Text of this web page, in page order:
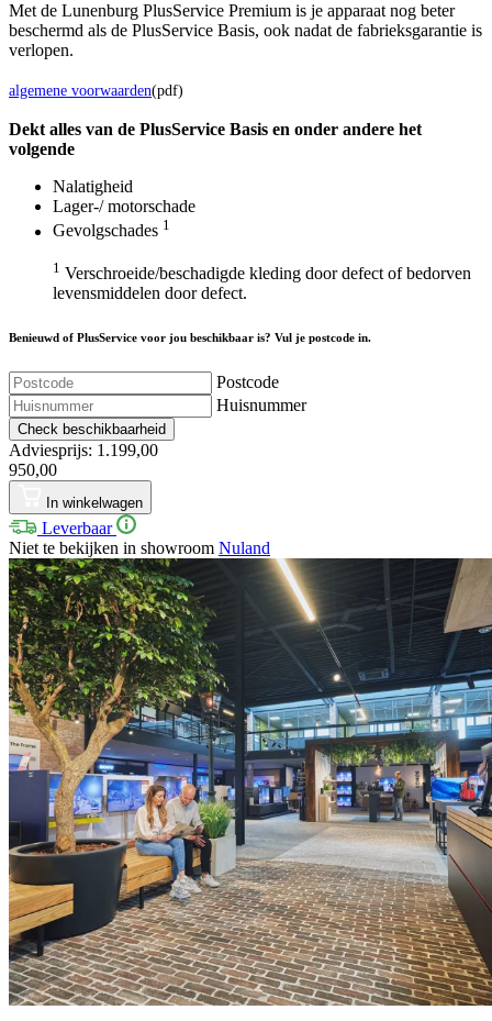
Met de Lunenburg PlusService Premium is je apparaat nog beter
beschermd als de PlusService Basis, ook nadat de fabrieksgarantie is
verlopen.
algemene voorwaarden(pdf)
Dekt alles van de PlusService Basis en onder andere het
volgende
Nalatigheid
Lager-/ motorschade
Gevolgschades 1
1 Verschroeide/beschadigde kleding door defect of bedorven
levensmiddelen door defect.
Benieuwd of PlusService voor jou beschikbaar is? Vul je postcode in.
Postcode
Huisnummer
Check beschikbaarheid
Adviesprijs: 1.199,00
950,00
In winkelwagen
Leverbaar
Niet te bekijken in showroom Nuland